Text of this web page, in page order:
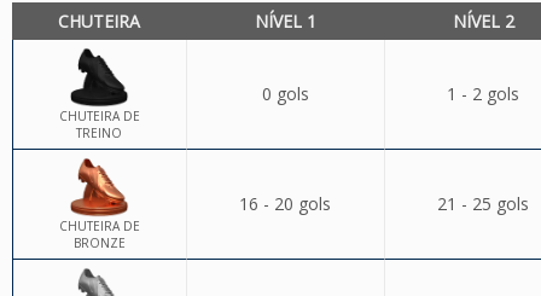
CHUTEIRA NÍVEL 1 NÍVEL 2
CHUTEIRA DE
TREINO
0 gols 1 - 2 gols
CHUTEIRA DE
BRONZE
16 - 20 gols 21 - 25 gols